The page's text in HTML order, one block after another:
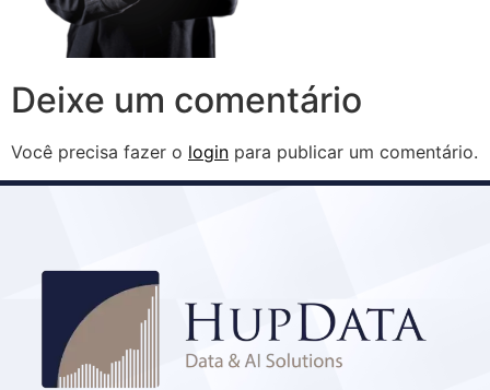
Deixe um comentário
Você precisa fazer o login para publicar um comentário.